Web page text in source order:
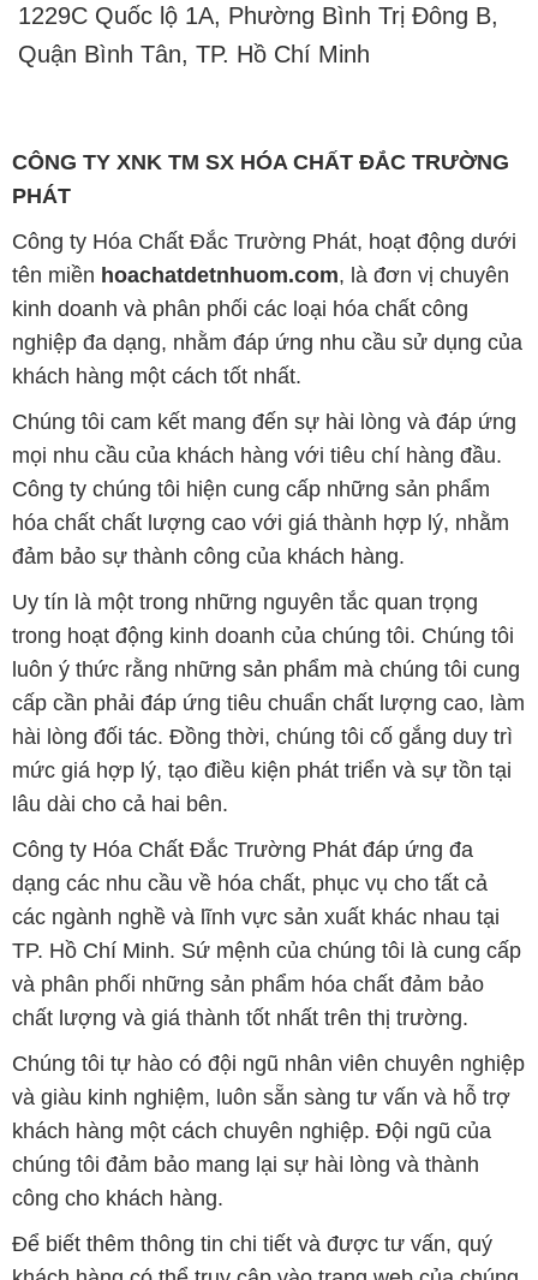
1229C Quốc lộ 1A, Phường Bình Trị Đông B,
Quận Bình Tân, TP. Hồ Chí Minh
CÔNG TY XNK TM SX HÓA CHẤT ĐẮC TRƯỜNG
PHÁT
Công ty Hóa Chất Đắc Trường Phát, hoạt động dưới
tên miền hoachatdetnhuom.com, là đơn vị chuyên
kinh doanh và phân phối các loại hóa chất công
nghiệp đa dạng, nhằm đáp ứng nhu cầu sử dụng của
khách hàng một cách tốt nhất.
Chúng tôi cam kết mang đến sự hài lòng và đáp ứng
mọi nhu cầu của khách hàng với tiêu chí hàng đầu.
Công ty chúng tôi hiện cung cấp những sản phẩm
hóa chất chất lượng cao với giá thành hợp lý, nhằm
đảm bảo sự thành công của khách hàng.
Uy tín là một trong những nguyên tắc quan trọng
trong hoạt động kinh doanh của chúng tôi. Chúng tôi
luôn ý thức rằng những sản phẩm mà chúng tôi cung
cấp cần phải đáp ứng tiêu chuẩn chất lượng cao, làm
hài lòng đối tác. Đồng thời, chúng tôi cố gắng duy trì
mức giá hợp lý, tạo điều kiện phát triển và sự tồn tại
lâu dài cho cả hai bên.
Công ty Hóa Chất Đắc Trường Phát đáp ứng đa
dạng các nhu cầu về hóa chất, phục vụ cho tất cả
các ngành nghề và lĩnh vực sản xuất khác nhau tại
TP. Hồ Chí Minh. Sứ mệnh của chúng tôi là cung cấp
và phân phối những sản phẩm hóa chất đảm bảo
chất lượng và giá thành tốt nhất trên thị trường.
Chúng tôi tự hào có đội ngũ nhân viên chuyên nghiệp
và giàu kinh nghiệm, luôn sẵn sàng tư vấn và hỗ trợ
khách hàng một cách chuyên nghiệp. Đội ngũ của
chúng tôi đảm bảo mang lại sự hài lòng và thành
công cho khách hàng.
Để biết thêm thông tin chi tiết và được tư vấn, quý